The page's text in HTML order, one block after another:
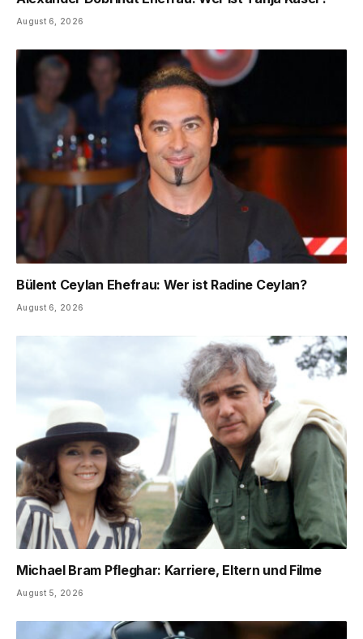
August 6, 2026
Bülent Ceylan Ehefrau: Wer ist Radine Ceylan?
August 6, 2026
Michael Bram Pfleghar: Karriere, Eltern und Filme
August 5, 2026